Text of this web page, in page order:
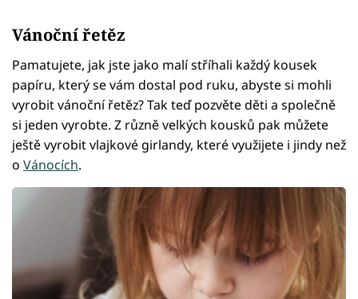
Vánoční řetěz
Pamatujete, jak jste jako malí stříhali každý kousek
papíru, který se vám dostal pod ruku, abyste si mohli
vyrobit vánoční řetěz? Tak teď pozvěte děti a společně
si jeden vyrobte. Z různě velkých kousků pak můžete
ještě vyrobit vlajkové girlandy, které využijete i jindy než
o Vánocích.